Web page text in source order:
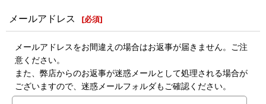
メールアドレス [必須]
メールアドレスをお間違えの場合はお返事が届きません。ご注
意ください。
また、弊店からのお返事が迷惑メールとして処理される場合が
ございますので、迷惑メールフォルダもご確認ください。